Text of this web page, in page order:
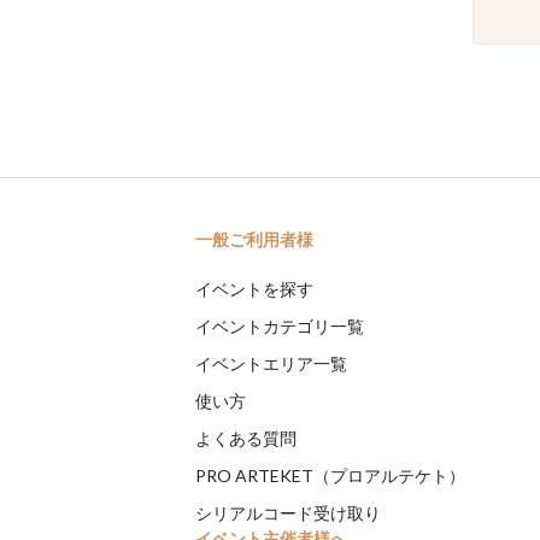
一般ご利用者様
イベントを探す
イベントカテゴリ一覧
イベントエリア一覧
使い方
よくある質問
PRO ARTEKET（プロアルテケト）
シリアルコード受け取り